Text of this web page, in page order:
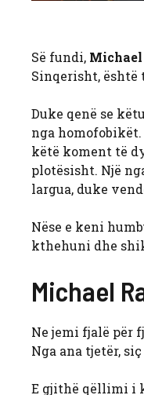
Së fundi,
Sinqerisht, është
Duke qenë se
nga
këtë koment të
plotësisht. Një
largua, duke
Nëse e keni
kthehuni dhe
Michael
Ne jemi fjalë për
Nga ana tjetër,
E gjithë qëllimi i